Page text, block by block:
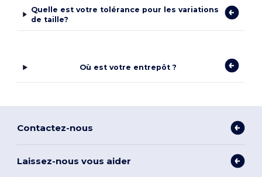
Quelle est votre tolérance pour les variations
de taille?
Où est votre entrepôt ?
Contactez-nous
Laissez-nous vous aider